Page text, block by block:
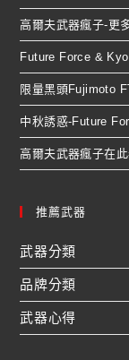
高爾夫武器瘋子-更
Future Force &
限量黑頭Fujimoto
中秋誘惑-Future
高爾夫武器瘋子在
推薦武器
武器分類
品牌分類
武器心得